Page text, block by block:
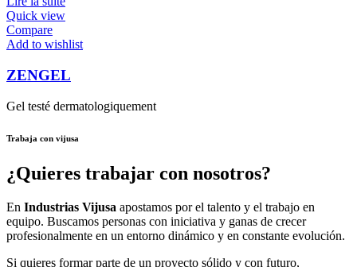
Quick view
Compare
Add to wishlist
ZENGEL
Gel testé dermatologiquement
Trabaja con vijusa
¿Quieres trabajar con nosotros?
En Industrias Vijusa apostamos por el talento y el trabajo en
equipo. Buscamos personas con iniciativa y ganas de crecer
profesionalmente en un entorno dinámico y en constante evolución.
Si quieres formar parte de un proyecto sólido y con futuro,